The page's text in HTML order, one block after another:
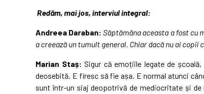
Redăm, mai jos, interviul integral:
Andreea Daraban: Săptămâna aceasta a fost cu
a creează un tumult general. Chiar dacă nu ai
Marian Staș: Sigur că emoțiile legate de
deosebită. E firesc să fie așa. E normal atunci
sunt într-un siaj deopotrivă de mediocritate și